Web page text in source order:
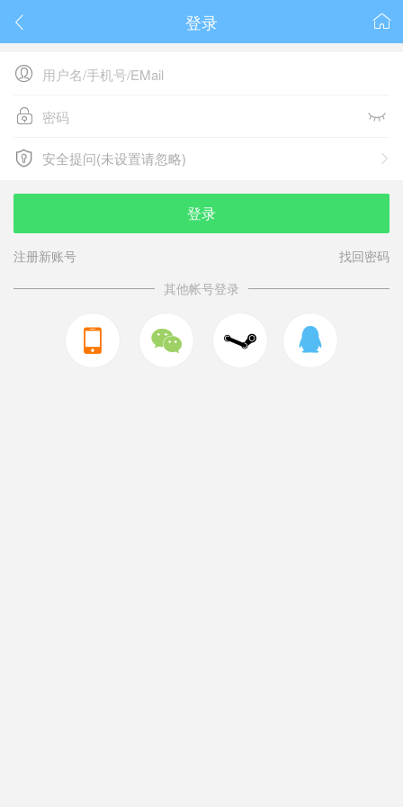
 
登录

 
 
安全提问(未设置请忽略)
安全提问(未设置请忽略)
登录
注册新账号
找回密码
其他帐号登录
  